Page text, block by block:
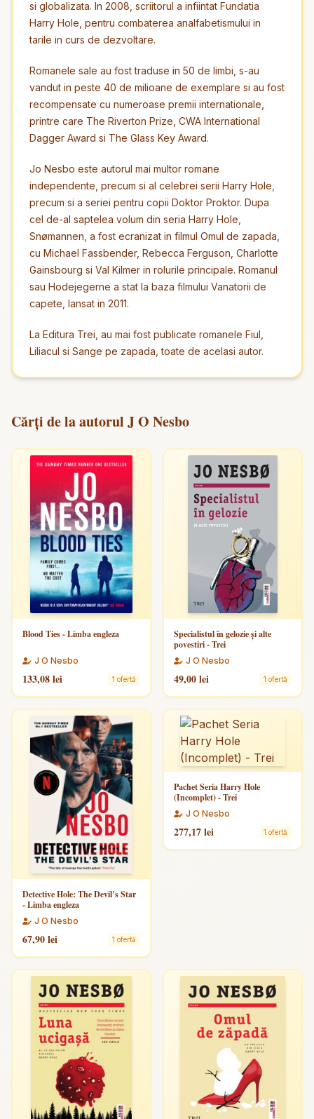
si globalizata. In 2008, scriitorul a infiintat Fundatia
Harry Hole, pentru combaterea analfabetismului in
tarile in curs de dezvoltare.
Romanele sale au fost traduse in 50 de limbi, s-au
vandut in peste 40 de milioane de exemplare si au fost
recompensate cu numeroase premii internationale,
printre care The Riverton Prize, CWA International
Dagger Award si The Glass Key Award.
Jo Nesbo este autorul mai multor romane
independente, precum si al celebrei serii Harry Hole,
precum si a seriei pentru copii Doktor Proktor. Dupa
cel de-al saptelea volum din seria Harry Hole,
Snømannen, a fost ecranizat in filmul Omul de zapada,
cu Michael Fassbender, Rebecca Ferguson, Charlotte
Gainsbourg si Val Kilmer in rolurile principale. Romanul
sau Hodejegerne a stat la baza filmului Vanatorii de
capete, lansat in 2011.
La Editura Trei, au mai fost publicate romanele Fiul,
Liliacul si Sange pe zapada, toate de acelasi autor.
Cărți de la autorul J O Nesbo
Blood Ties - Limba engleza
J O Nesbo
133,08 lei 1 ofertă
Specialistul în gelozie și alte
povestiri - Trei
J O Nesbo
49,00 lei 1 ofertă
Detective Hole: The Devil’s Star
- Limba engleza
J O Nesbo
67,90 lei 1 ofertă
Pachet Seria Harry Hole
(Incomplet) - Trei
J O Nesbo
277,17 lei 1 ofertă